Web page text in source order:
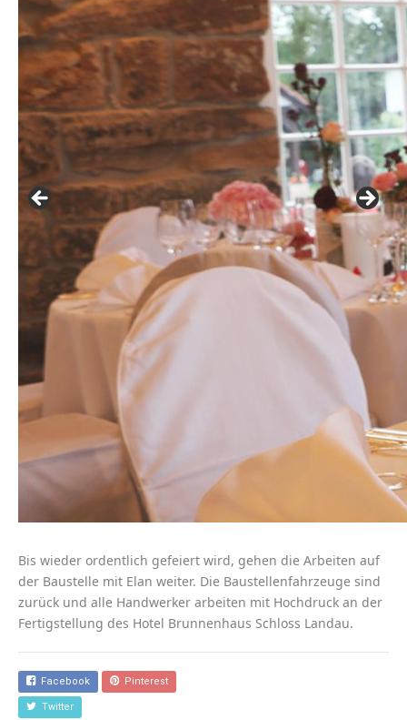
Bis wieder ordentlich gefeiert wird, gehen die Arbeiten auf
der Baustelle mit Elan weiter. Die Baustellenfahrzeuge sind
zurück und alle Handwerker arbeiten mit Hochdruck an der
Fertigstellung des Hotel Brunnenhaus Schloss Landau.
Facebook Pinterest
Twitter